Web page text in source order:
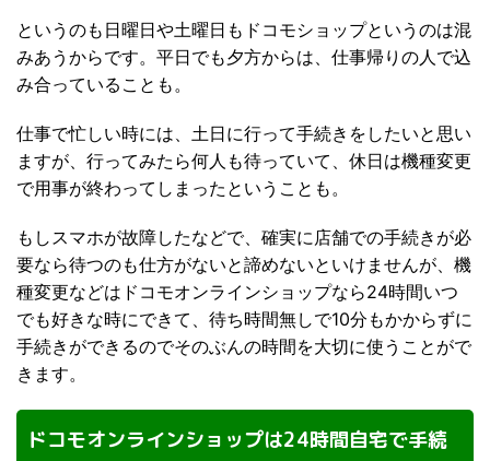
というのも日曜日や土曜日もドコモショップというのは混
みあうからです。平日でも夕方からは、仕事帰りの人で込
み合っていることも。
仕事で忙しい時には、土日に行って手続きをしたいと思い
ますが、行ってみたら何人も待っていて、休日は機種変更
で用事が終わってしまったということも。
もしスマホが故障したなどで、確実に店舗での手続きが必
要なら待つのも仕方がないと諦めないといけませんが、機
種変更などはドコモオンラインショップなら24時間いつ
でも好きな時にできて、待ち時間無しで10分もかからずに
手続きができるのでそのぶんの時間を大切に使うことがで
きます。
ドコモオンラインショップは24時間自宅で手続